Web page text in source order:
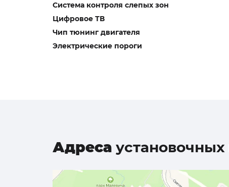
Система контроля слепых зон
Цифровое ТВ
Чип тюнинг двигателя
Электрические пороги
Адреса установочных